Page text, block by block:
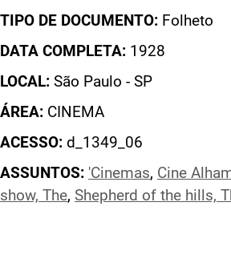
TIPO DE DOCUMENTO: Folheto
DATA COMPLETA: 1928
LOCAL: São Paulo - SP
ÁREA: CINEMA
ACESSO: d_1349_06
ASSUNTOS: 'Cinemas, Cine
show, The, Shepherd of the hills,